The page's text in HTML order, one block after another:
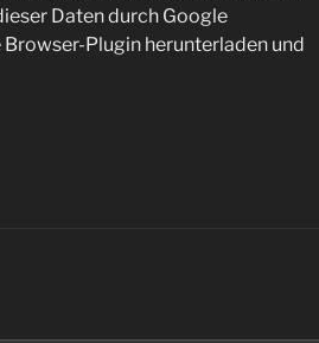
Daten durch Google
Plugin herunterladen und